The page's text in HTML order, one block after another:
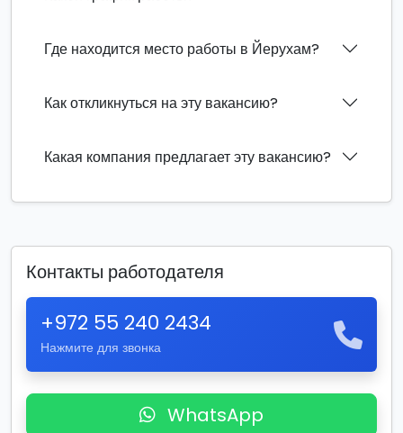
Где находится место работы в Йерухам?
Как откликнуться на эту вакансию?
Какая компания предлагает эту вакансию?
Контакты работодателя
+972 55 240 2434
Нажмите для звонка
WhatsApp